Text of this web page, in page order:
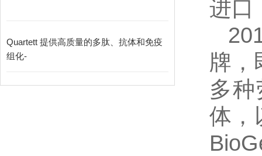
Quartett 提供高质量的多肽、抗体和免疫
组化-
进口
牌，
多
体，